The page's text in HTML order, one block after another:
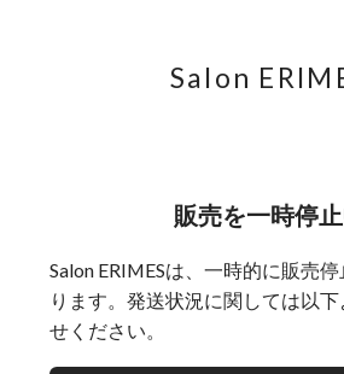
Salon
販売を一時停
Salon ERIMESは、一時的に販売
ります。発送状況に関しては以
せください。